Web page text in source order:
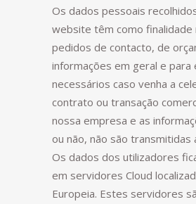
Os dados pessoais
website têm como finalidade
pedidos de contacto, de
informações em geral e para
necessários caso venha a
contrato ou transação
nossa empresa e as
ou não, não são transmitidas
Os dados dos utilizadores
em servidores Cloud
Europeia. Estes servidores